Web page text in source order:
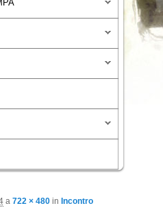
a 722 × 480in Incontro